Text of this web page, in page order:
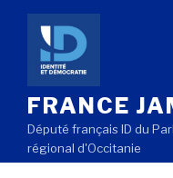
Aller
contenu
principal
FRANCE
Député français ID du
régional d'Occitanie